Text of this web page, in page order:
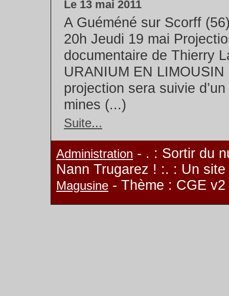
Le 13 mai 2011
A Guéméné sur Scorff
20h Jeudi 19 mai
documentaire de Thierry
URANIUM EN LIMOUSIN
projection sera suivie
mines (...)
Suite...
Administration - . : Sortir du
Nann Trugarez ! :. : Un
Magusine - Thème : CGE v2